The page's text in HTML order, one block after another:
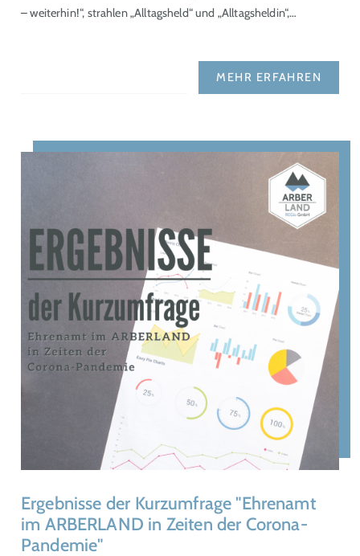
– weiterhin!“, strahlen „Alltagsheld“ und „Alltagsheldin“,…
MEHR ERFAHREN
Ergebnisse der Kurzumfrage "Ehrenamt
im ARBERLAND in Zeiten der Corona-
Pandemie"